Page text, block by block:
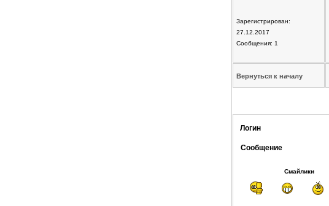
Зарегистрирован:
27.12.2017
Сообщения: 1
Вернуться к началу
Логин
Сообщение
Смайлики